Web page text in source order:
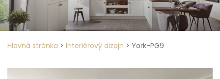
Hlavná stránka > Interiérový dizajn > York-PG9